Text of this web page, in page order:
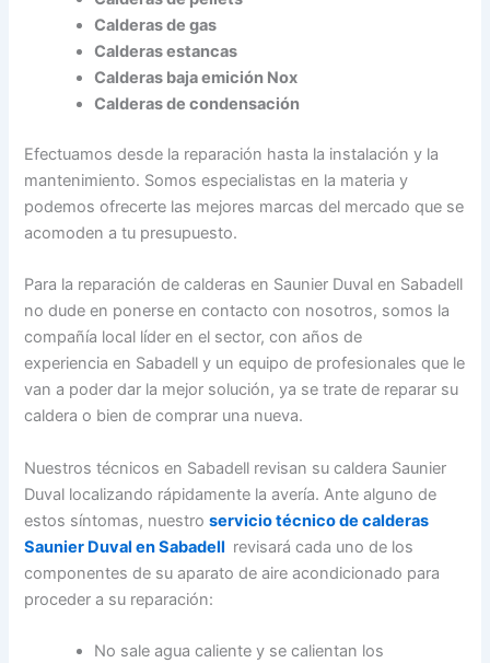
Calderas de gas
Calderas estancas
Calderas baja emición Nox
Calderas de condensación
Efectuamos desde la reparación hasta la instalación y la
mantenimiento. Somos especialistas en la materia y
podemos ofrecerte las mejores marcas del mercado que se
acomoden a tu presupuesto.
Para la reparación de calderas en Saunier Duval en Sabadell
no dude en ponerse en contacto con nosotros, somos la
compañía local líder en el sector, con años de
experiencia en Sabadell y un equipo de profesionales que le
van a poder dar la mejor solución, ya se trate de reparar su
caldera o bien de comprar una nueva.
Nuestros técnicos en Sabadell revisan su caldera Saunier
Duval localizando rápidamente la avería. Ante alguno de
estos síntomas, nuestroservicio técnico de calderas
Saunier Duval en Sabadell revisará cada uno de los
componentes de su aparato de aire acondicionado para
proceder a su reparación:
No sale agua caliente y se calientan los